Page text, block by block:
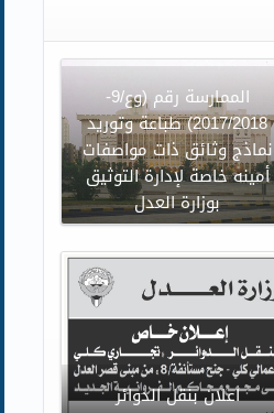
الممارسة رقم (وع/9-
2017/2018) طباعة وتوريد
نماذج وثائق ذات مواصفات
أمينه خاصة لإدارة التوثيق
بوزارة العدل
اعلان بنقل الدوائر